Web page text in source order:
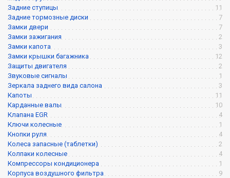
Задние ступицы
11
Задние тормозные диски
7
Замки двери
7
Замки зажигания
2
Замки капота
3
Замки крышки багажника
12
Защиты двигателя
2
Звуковые сигналы
1
Зеркала заднего вида салона
3
Капоты
11
Карданные валы
10
Клапана EGR
4
Ключи колесные
1
Кнопки руля
4
Колеса запасные (таблетки)
2
Колпаки колесные
4
Компрессоры кондиционера
1
Корпуса воздушного фильтра
9